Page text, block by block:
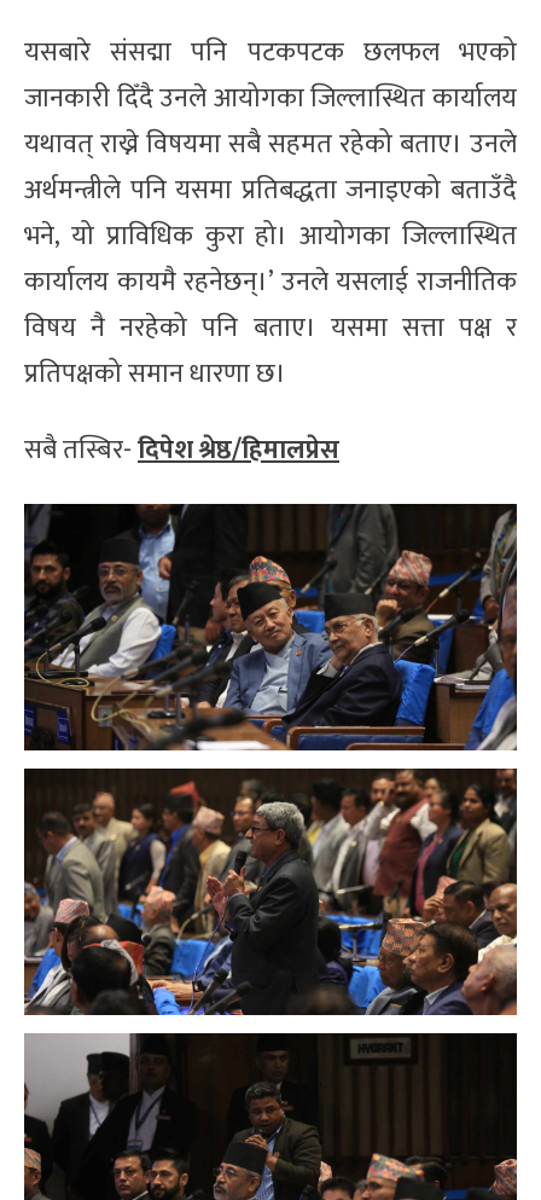
यसबारे संसद्मा पनि पटकपटक छलफल भएको
जानकारी दिँदै उनले आयोगका जिल्लास्थित कार्यालय
यथावत् राख्ने विषयमा सबै सहमत रहेको बताए। उनले
अर्थमन्त्रीले पनि यसमा प्रतिबद्धता जनाइएको बताउँदै
भने, यो प्राविधिक कुरा हो। आयोगका जिल्लास्थित
कार्यालय कायमै रहनेछन्।’ उनले यसलाई राजनीतिक
विषय नै नरहेको पनि बताए। यसमा सत्ता पक्ष र
प्रतिपक्षको समान धारणा छ।
सबै तस्बिर-दिपेश श्रेष्ठ/हिमालप्रेस